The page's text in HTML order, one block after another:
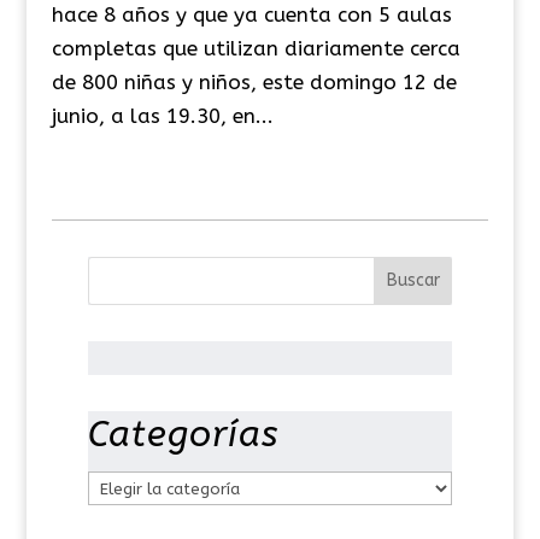
hace 8 años y que ya cuenta con 5 aulas
completas que utilizan diariamente cerca
de 800 niñas y niños, este domingo 12 de
junio, a las 19.30, en...
Categorías